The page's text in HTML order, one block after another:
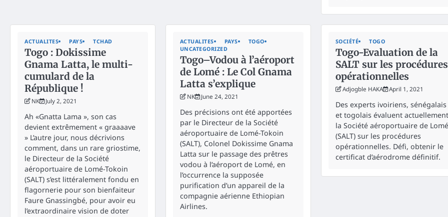
ACTUALITES PAYS TCHAD
Togo : Dokissime
Gnama Latta, le multi-
cumulard de la
République !
NK July 2, 2021
Ah «Gnatta Lama », son cas
devient extrêmement « graaaave
» L’autre jour, nous décrivions
comment, dans un rare griostime,
le Directeur de la Société
aéroportuaire de Lomé-Tokoin
(SALT) s’est littéralement fondu en
flagornerie pour son bienfaiteur
Faure Gnassingbé, pour avoir eu
l’extraordinaire vision de doter
ACTUALITES PAYS
TOGO
UNCATEGORIZED
Togo–Vodou à l’aéroport
de Lomé : Le Col Gnama
Latta s’explique
NK June 24, 2021
Des précisions ont été apportées
par le Directeur de la Société
aéroportuaire de Lomé-Tokoin
(SALT), Colonel Dokissime Gnama
Latta sur le passage des prêtres
vodou à l’aéroport de Lomé, en
l’occurrence la supposée
purification d’un appareil de la
compagnie aérienne Ethiopian
Airlines.
SOCIÉTÉ TOGO
Togo-Evaluation de la
SALT sur les procédures
opérationnelles
Adjogble HAKA April 1, 2021
Des experts ivoiriens, sénégalais
et togolais évaluent actuellement
la Société aéroportuaire de Lomé
(SALT) sur les procédures
opérationnelles. Défi, obtenir le
certificat d’aérodrome définitif.